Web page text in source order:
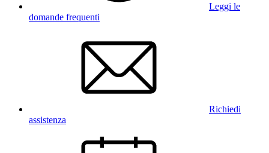
Leggi le
domande frequenti
Richiedi
assistenza